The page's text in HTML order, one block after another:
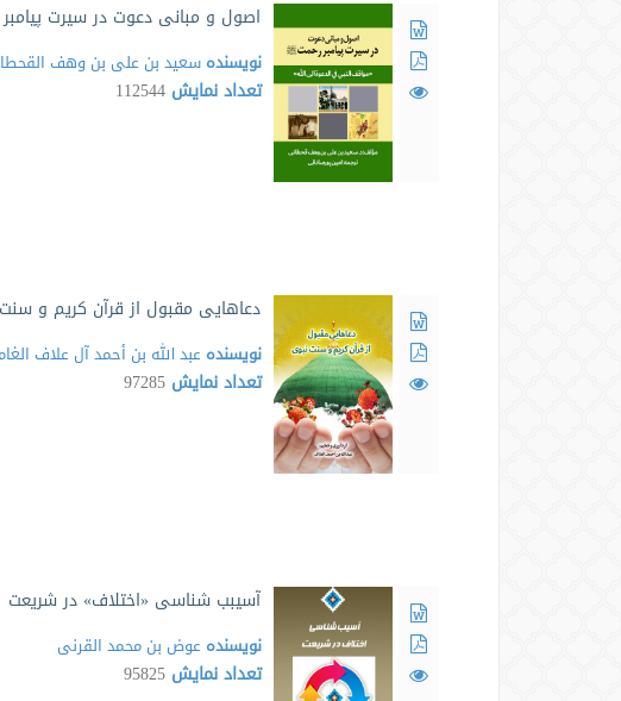
اصول و مبانی دعوت در سیرت
نویسنده سعید بن علی بن وهف
تعداد نمایش 112544
دعاهایی مقبول از قرآن کریم و
نویسنده عبد الله بن أحمد آل علاف
تعداد نمایش 97285
آسیبب شناسی «اختلاف» در شریعت
نویسنده عوض بن محمد القرنی
تعداد نمایش 95825